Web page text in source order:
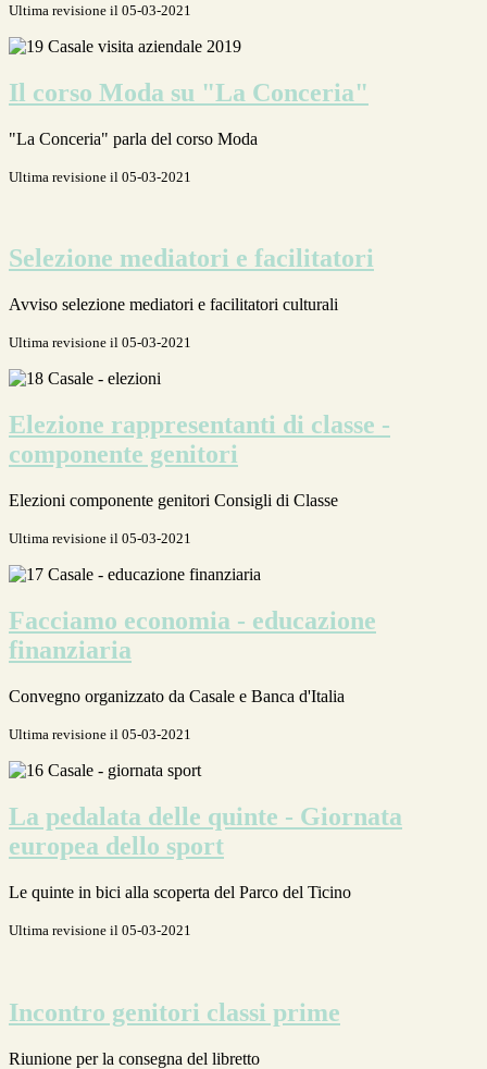
Ultima revisione il 05-03-2021
Il corso Moda su "La Conceria"
"La Conceria" parla del corso Moda
Ultima revisione il 05-03-2021
Selezione mediatori e facilitatori
Avviso selezione mediatori e facilitatori culturali
Ultima revisione il 05-03-2021
Elezione rappresentanti di classe -
componente genitori
Elezioni componente genitori Consigli di Classe
Ultima revisione il 05-03-2021
Facciamo economia - educazione
finanziaria
Convegno organizzato da Casale e Banca d'Italia
Ultima revisione il 05-03-2021
La pedalata delle quinte - Giornata
europea dello sport
Le quinte in bici alla scoperta del Parco del Ticino
Ultima revisione il 05-03-2021
Incontro genitori classi prime
Riunione per la consegna del libretto